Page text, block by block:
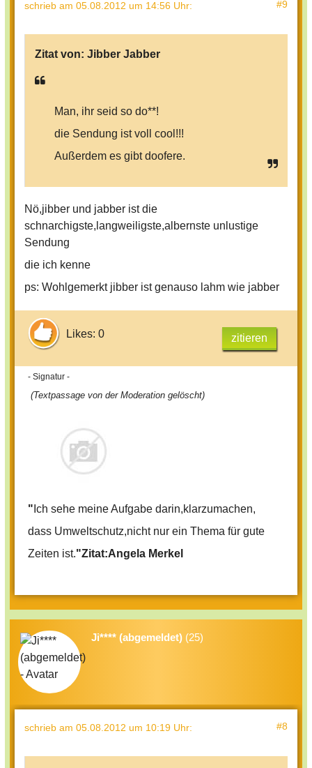
schrieb am 05.08.2012 um 14:56 Uhr: #9
Zitat von: Jibber Jabber
Man, ihr seid so do**!
die Sendung ist voll cool!!!
Außerdem es gibt doofere.
Nö,jibber und jabber ist die
schnarchigste,langweiligste,albernste unlustige
Sendung
die ich kenne
ps: Wohlgemerkt jibber ist genauso lahm wie jabber
Likes: 0 zitieren
- Signatur -
(Textpassage von der Moderation gelöscht)
" Ich sehe meine Aufgabe darin,klarzumachen,
dass Umweltschutz,nicht nur ein Thema für gute
Zeiten ist."Zitat:Angela Merkel
Ji**** (abgemeldet) (25)
schrieb am 05.08.2012 um 10:19 Uhr: #8